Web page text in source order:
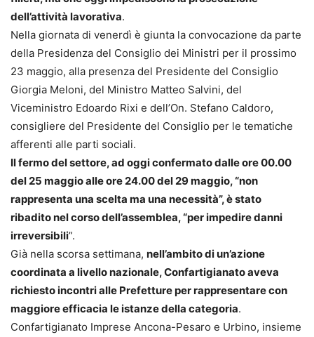
dell’attività lavorativa.
Nella giornata di venerdì è giunta la convocazione da parte
della Presidenza del Consiglio dei Ministri per il prossimo
23 maggio, alla presenza del Presidente del Consiglio
Giorgia Meloni, del Ministro Matteo Salvini, del
Viceministro Edoardo Rixi e dell’On. Stefano Caldoro,
consigliere del Presidente del Consiglio per le tematiche
afferenti alle parti sociali.
Il fermo del settore, ad oggi confermato dalle ore 00.00
del 25 maggio alle ore 24.00 del 29 maggio, “non
rappresenta una scelta ma una necessità”, è stato
ribadito nel corso dell’assemblea, “per impedire danni
irreversibili”.
Già nella scorsa settimana, nell’ambito di un’azione
coordinata a livello nazionale, Confartigianato aveva
richiesto incontri alle Prefetture per rappresentare con
maggiore efficacia le istanze della categoria.
Confartigianato Imprese Ancona-Pesaro e Urbino, insieme